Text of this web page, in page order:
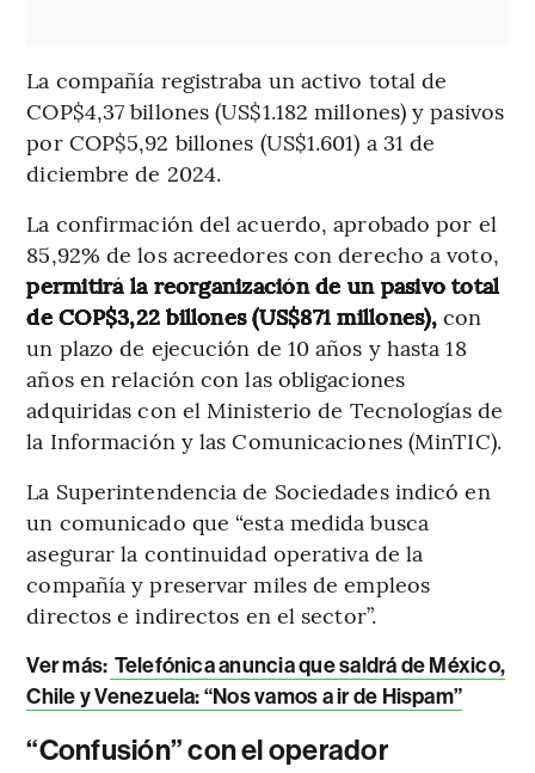
La compañía registraba un activo total de
COP$4,37 billones (US$1.182 millones) y pasivos
por COP$5,92 billones (US$1.601) a 31 de
diciembre de 2024.
La confirmación del acuerdo, aprobado por el
85,92% de los acreedores con derecho a voto,
permitirá la reorganización de un pasivo total
de COP$3,22 billones (US$871 millones), con
un plazo de ejecución de 10 años y hasta 18
años en relación con las obligaciones
adquiridas con el Ministerio de Tecnologías de
la Información y las Comunicaciones (MinTIC).
La Superintendencia de Sociedades indicó en
un comunicado que “esta medida busca
asegurar la continuidad operativa de la
compañía y preservar miles de empleos
directos e indirectos en el sector”.
Ver más: Telefónica anuncia que saldrá de México,
Chile y Venezuela: “Nos vamos a ir de Hispam”
“Confusión” con el operador